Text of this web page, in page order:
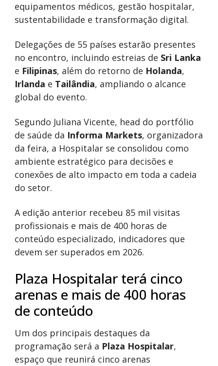
equipamentos médicos, gestão hospitalar,
sustentabilidade e transformação digital.
Delegações de 55 países estarão presentes
no encontro, incluindo estreias de Sri Lanka
e Filipinas, além do retorno de Holanda,
Irlanda e Tailândia, ampliando o alcance
global do evento.
Segundo Juliana Vicente, head do portfólio
de saúde da Informa Markets, organizadora
da feira, a Hospitalar se consolidou como
ambiente estratégico para decisões e
conexões de alto impacto em toda a cadeia
do setor.
A edição anterior recebeu 85 mil visitas
profissionais e mais de 400 horas de
conteúdo especializado, indicadores que
devem ser superados em 2026.
Plaza Hospitalar terá cinco
arenas e mais de 400 horas
de conteúdo
Um dos principais destaques da
programação será a Plaza Hospitalar,
espaço que reunirá cinco arenas